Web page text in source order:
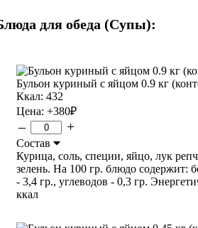
для обеда (Супы):
Бульон куриный с яйцом 0.9 кг
Ккал: 432
Цена: +380₽
– +
Состав
Курица, соль, специи, яйцо, лук
зелень. На 100 гр. блюдо содержит:
- 3,4 гр., углеводов - 0,3 гр.
ккал